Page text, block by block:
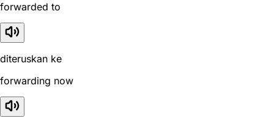
forwarded to
diteruskan ke
forwarding now